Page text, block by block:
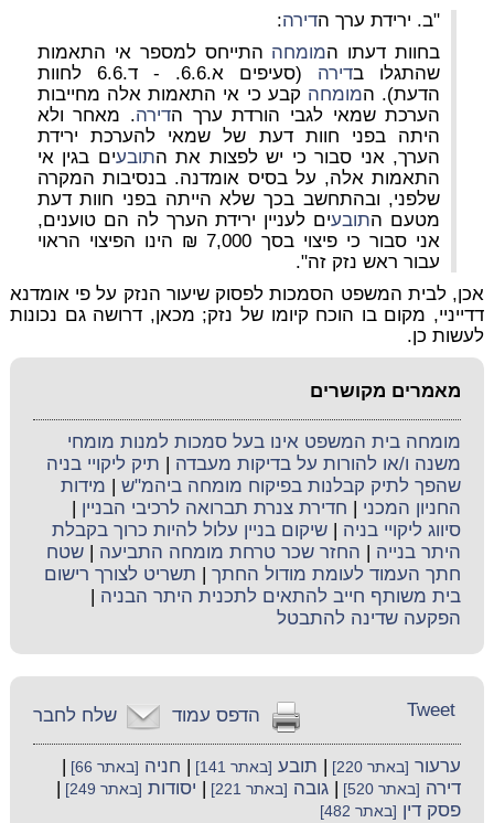
"ב. ירידת ערך הדירה:
בחוות דעתו המומחה התייחס למספר אי התאמות
שהתגלו בדירה
(סעיפים א.6.6. - ד.6.6 לחוות
הדעת). המומחה קבע כי אי התאמות אלה מחייבות
הערכת שמאי לגבי הורדת ערך הדירה. מאחר ולא
היתה בפני חוות דעת של שמאי להערכת ירידת
הערך, אני סבור כי יש לפצות את התובעים בגין אי
התאמות אלה, על בסיס אומדנה. בנסיבות המקרה
שלפני, ובהתחשב בכך שלא הייתה בפני חוות דעת
מטעם התובעים לעניין ירידת הערך לה הם טוענים,
אני סבור כי פיצוי בסך 7,000 ₪ הינו הפיצוי הראוי
עבור ראש נזק זה".
אכן, לבית המשפט הסמכות לפסוק שיעור הנזק על פי אומדנא
דדייניי, מקום בו הוכח קיומו של נזק; מכאן, דרושה גם נכונות
לעשות כן.
מאמרים מקושרים
מומחה בית המשפט אינו בעל סמכות למנות מומחי
משנה ו/או להורות על בדיקות מעבדה
תיק ליקויי בניה
שהפך לתיק קבלנות בפיקוח מומחה ביהמ"ש
מידות
החניון המכני
חדירת צנרת תברואה לרכיבי הבניין
סיווג ליקויי בניה |שיקום בניין עלול להיות כרוך בקבלת
היתר בנייה
החזר שכר טרחת מומחה התביעה |שטח
חתך העמוד לעומת מודול החתך
תשריט לצורך רישום
בית משותף חייב להתאים לתכנית היתר הבניה
הפקעה שדינה להתבטל
שלח לחבר הדפס עמוד Tweet
ערעור [באתר 220] תובע [באתר 141] חניה [באתר 66]
דירה [באתר 520] |גובה [באתר 221] יסודות [באתר 249]
פסק דין [באתר 482]